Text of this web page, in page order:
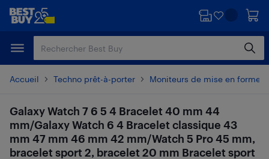
Passer
principal
Passer
Accueil Techno prêt-à-porter Moniteurs de mise en forme
Galaxy Watch 7 6 5 4 Bracelet 40 mm 44
mm/Galaxy Watch 6 4 Bracelet classique 43
mm 47 mm 46 mm 42 mm/Watch 5 Pro 45 mm,
bracelet sport 2, bracelet 20 mm Bracelet sport